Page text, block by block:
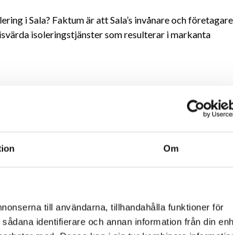
Om
till användarna, tillhandahålla funktioner för
identifierare och annan information från din
i Sala? Faktum är att Sala’s invånare och
isoleringstjänster som resulterar i markanta
isoleringsarbeten enligt högsta möjliga
att du som beställare och kund alltid är